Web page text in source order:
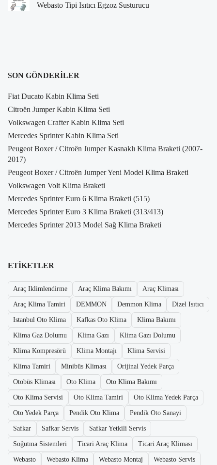
Webasto Tipi Isıtıcı Egzoz Susturucu
SON GÖNDERILER
Fiat Ducato Kabin Klima Seti
Citroën Jumper Kabin Klima Seti
Volkswagen Crafter Kabin Klima Seti
Mercedes Sprinter Kabin Klima Seti
Peugeot Boxer / Citroën Jumper Kasnaklı Klima Braketi (2007-
2017)
Peugeot Boxer / Citroën Jumper Yeni Model Klima Braketi
Volkswagen Volt Klima Braketi
Mercedes Sprinter Euro 6 Klima Braketi (515)
Mercedes Sprinter Euro 3 Klima Braketi (313/413)
Mercedes Sprinter 2013 Model Sağ Klima Braketi
ETIKETLER
Araç Iklimlendirme Araç Klima Bakımı Araç Kliması
Araç Klima Tamiri DEMMON Demmon Klima Dizel Isıtıcı
Istanbul Oto Klima Kafkas Oto Klima Klima Bakımı
Klima Gaz Dolumu Klima Gazı Klima Gazı Dolumu
Klima Kompresörü Klima Montajı Klima Servisi
Klima Tamiri Minibüs Kliması Orijinal Yedek Parça
Otobüs Kliması Oto Klima Oto Klima Bakımı
Oto Klima Servisi Oto Klima Tamiri Oto Klima Yedek Parça
Oto Yedek Parça Pendik Oto Klima Pendik Oto Sanayi
Safkar Safkar Servis Safkar Yetkili Servis
Soğutma Sistemleri Ticari Araç Klima Ticari Araç Kliması
Webasto Webasto Klima Webasto Montaj Webasto Servis